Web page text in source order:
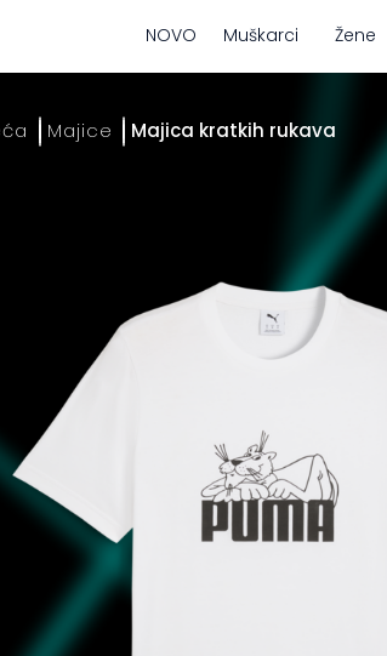
NOVO Muškarci Žene
Majice Majica kratkih rukava